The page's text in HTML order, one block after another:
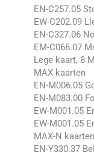
EN-C257.05
EW-C202.09
EN-C327.06
EM-C066.07
Lege kaart, 8
MAX kaarten
EN-M006.05
EN-M083.00
EW-M001.05
EW-M001.05
MAX-N
EN-Y330.37